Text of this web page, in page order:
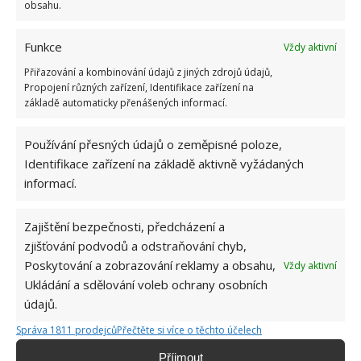
obsahu.
Funkce
Vždy aktivní
Přiřazování a kombinování údajů z jiných zdrojů údajů,
Propojení různých zařízení, Identifikace zařízení na
základě automaticky přenášených informací.
Používání přesných údajů o zeměpisné poloze,
Identifikace zařízení na základě aktivně vyžádaných
informací.
Zajištění bezpečnosti, předcházení a
zjišťování podvodů a odstraňování chyb,
Poskytování a zobrazování reklamy a obsahu,
Ukládání a sdělování voleb ochrany osobních
údajů.
Vždy aktivní
Správa 1811 prodejcůPřečtěte si více o těchto účelech
Příjmout
Dřevěná prkýnka na krájení, nádobí s dřevěnou
ale i pachy. Postupně dojde k úplnému zničení
dřevěného nádobí.
9.Plasty
Ne každý plast se hodí do myčky. Některé jsou
zdeformovat. Vodítkem může být symbol o
vhodnosti či nevhodnosti umývání v myčce.
10.Sklenky se štítky
Štítky (často na zavařovacích sklenicích) se teplem
rozpustí a stejně tak i lepidlo. Zbytky hmoty, která